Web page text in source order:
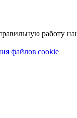
работу
файлов cookie